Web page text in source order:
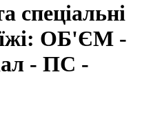
спеціальні
їжі: ОБ'ЄМ -
- ПС -